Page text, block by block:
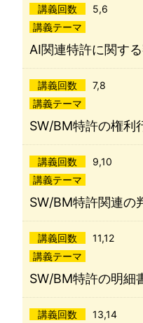
講義回数
5,6
講義テーマ
AI関連特許に関す
講義回数
7,8
講義テーマ
SW/BM特許の権利
講義回数
9,10
講義テーマ
SW/BM特許関連の
講義回数
11,12
講義テーマ
SW/BM特許の明細
講義回数
13,14